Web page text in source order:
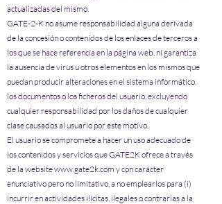
actualizadas del mismo.
GATE-2-K no asume responsabilidad alguna derivada
de la concesión o contenidos de los enlaces de terceros a
los que se hace referencia en la página web, ni garantiza
la ausencia de virus u otros elementos en los mismos que
puedan producir alteraciones en el sistema informático,
los documentos o los ficheros del usuario, excluyendo
cualquier responsabilidad por los daños de cualquier
clase causados al usuario por este motivo.
El usuario se compromete a hacer un uso adecuado de
los contenidos y servicios que GATE2K ofrece a través
de la websitewww.gate2k.com y con carácter
enunciativo pero no limitativo, a no emplearlos para (i)
incurrir en actividades ilícitas, ilegales o contrarias a la